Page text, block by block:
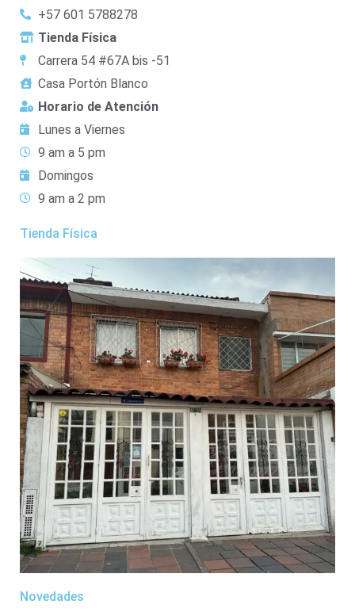
+57 601 5788278
Tienda Física
Carrera 54 #67A bis -51
Casa Portón Blanco
Horario de Atención
Lunes a Viernes
9 am a 5 pm
Domingos
9 am a 2 pm
Tienda Física
Novedades